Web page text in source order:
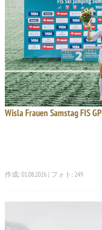
Wisla Frauen Samstag FIS GP
作成: 01.08.2026 | フォト: 249